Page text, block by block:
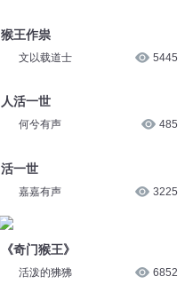
猴王作祟
文以载道士 5445
人活一世
何兮有声 485
活一世
嘉嘉有声 3225
《奇门猴王》
活泼的狒狒 6852